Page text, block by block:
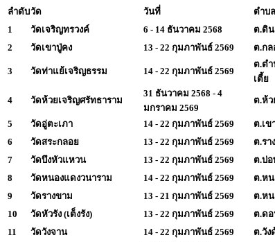
ลำดับวัด วันที่ ตำบล
1
วัดเจริญทรวงค์ 6 - 14 ธันวาคม 2568 ต.ดิ
2
วัดเขาปู่คง 13 - 22 กุมภาพันธ์ 2569 ต.ก
3 วัดท่าแย้เจริญธรรม 14 - 22 กุมภาพันธ์ 2569
ต.ต
เตี้ย
4 วัดห้วยเจริญศรัทธาราม
31 ธันวาคม 2568 - 4
มกราคม 2569
ต.ห้ว
5 วัดอู่ตะเภา 14 - 22 กุมภาพันธ์ 2569 ต.เข
6
วัดสระกลอย 13 - 22 กุมภาพันธ์ 2569 ต.รา
7
วัดบึงหัวแหวน 13 - 22 กุมภาพันธ์ 2569 ต.บ่
8
วัดหนองแดงวนาราม 14 - 22 กุมภาพันธ์ 2569 ต.ห
9
วัดรางขาม 13 - 21 กุมภาพันธ์ 2569 ต.หน
10
วัดหัวรัง (เต็งรัง) 13 - 22 กุมภาพันธ์ 2569 ต.ด
11
วัดวังจาน 14 - 22 กุมภาพันธ์ 2569 ต.วัง